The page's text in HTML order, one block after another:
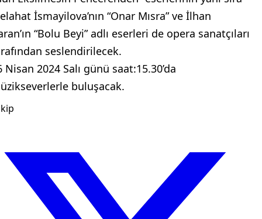
İsmayilova’nın “Onar Mısra” ve İlhan
“Bolu Beyi” adlı eserleri de opera sanatçıları
seslendirilecek.
Nisan 2024 Salı günü saat:15.30’da
buluşacak.